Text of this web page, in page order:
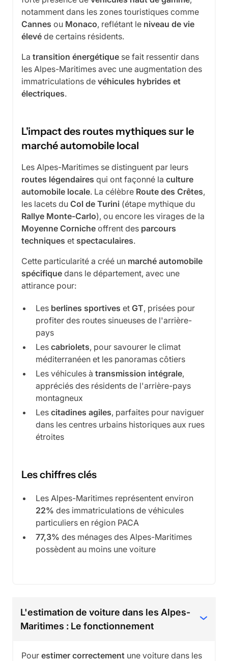
notamment dans les zones touristiques comme
Cannes ou Monaco, reflétant le niveau de vie
élevé de certains résidents.
La transition énergétique se fait ressentir dans
les Alpes-Maritimes avec une augmentation des
immatriculations de véhicules hybrides et
électriques.
L'impact des routes mythiques sur le
marché automobile local
Les Alpes-Maritimes se distinguent par leurs
routes légendaires qui ont façonné la culture
automobile locale. La célèbre Route des Crêtes,
les lacets du Col de Turini (étape mythique du
Rallye Monte-Carlo), ou encore les virages de la
Moyenne Corniche offrent des parcours
techniques et spectaculaires.
Cette particularité a créé un marché automobile
spécifique dans le département, avec une
attirance pour:
Les berlines sportives et GT, prisées pour
profiter des routes sinueuses de l'arrière-
pays
Les cabriolets, pour savourer le climat
méditerranéen et les panoramas côtiers
Les véhicules à transmission intégrale,
appréciés des résidents de l'arrière-pays
montagneux
Les citadines agiles, parfaites pour naviguer
dans les centres urbains historiques aux rues
étroites
Les chiffres clés
Les Alpes-Maritimes représentent environ
22% des immatriculations de véhicules
particuliers en région PACA
77,3% des ménages des Alpes-Maritimes
possèdent au moins une voiture
L'estimation de voiture dans les Alpes-
Maritimes : Le fonctionnement
Pour estimer correctement une voiture dans les